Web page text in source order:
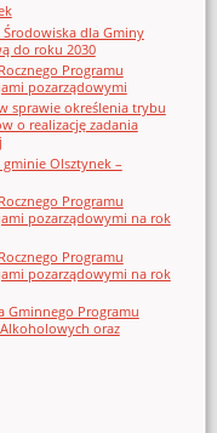
dla Gminy
do roku 2030
Programu
pozarządowymi
sprawie określenia trybu
o realizację zadania
Olsztynek –
Programu
pozarządowymi na rok
Programu
pozarządowymi na rok
Gminnego Programu
oraz